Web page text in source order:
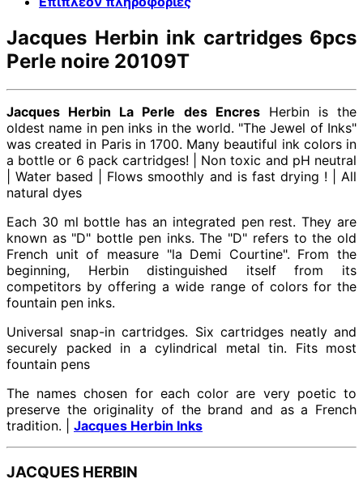
Jacques Herbin ink cartridges 6pcs
Perle noire 20109T
Jacques Herbin La Perle des EncresHerbin is the
oldest name in pen inks in the world. "The Jewel of Inks"
was created in Paris in 1700. Many beautiful ink colors in
a bottle or 6 pack cartridges! | Non toxic and pH neutral
| Water based | Flows smoothly and is fast drying ! | All
natural dyes
Each 30 ml bottle has an integrated pen rest. They are
known as "D" bottle pen inks. The "D" refers to the old
French unit of measure "la Demi Courtine". From the
beginning, Herbin distinguished itself from its
competitors by offering a wide range of colors for the
fountain pen inks.
Universal snap-in cartridges. Six cartridges neatly and
securely packed in a cylindrical metal tin. Fits most
fountain pens
The names chosen for each color are very poetic to
preserve the originality of the brand and as a French
tradition. | Jacques Herbin Inks
JACQUES HERBIN